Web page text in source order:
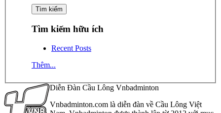
Tìm kiếm hữu ích
Recent Posts
Thêm...
Diễn Đàn Cầu Lông Vnbadminton
Vnbadminton.com là diễn đàn về Cầu Lông Việt